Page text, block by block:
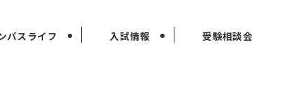
パスライフ 入試情報 受験相談会